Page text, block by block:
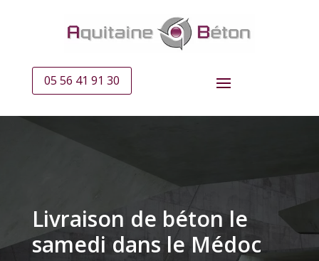
05 56 41 91 30
Livraison de béton le
samedi dans le Médoc